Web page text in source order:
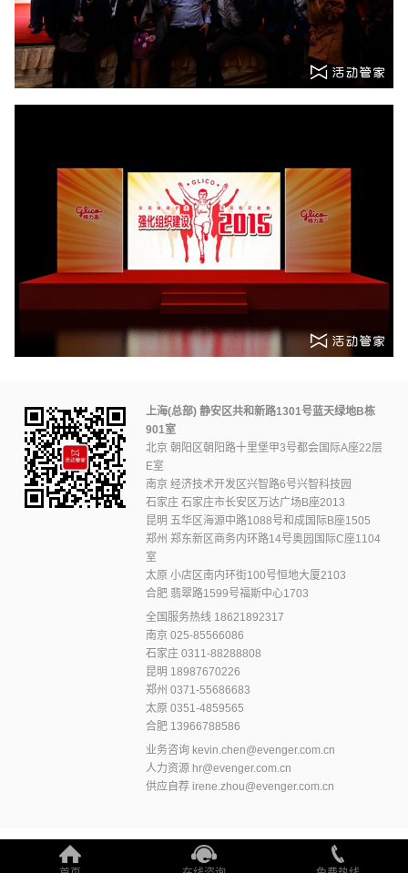
上海(总部) 静安区共和新路1301号蓝天绿地B栋
901室
北京 朝阳区朝阳路十里堡甲3号都会国际A座22层
E室
南京 经济技术开发区兴智路6号兴智科技园
石家庄 石家庄市长安区万达广场B座2013
昆明 五华区海源中路1088号和成国际B座1505
郑州 郑东新区商务内环路14号奥园国际C座1104
室
太原 小店区南内环街100号恒地大厦2103
合肥 翡翠路1599号福斯中心1703
全国服务热线 18621892317
南京 025-85566086
石家庄 0311-88288808
昆明 18987670226
郑州 0371-55686683
太原 0351-4859565
合肥 13966788586
业务咨询kevin.chen@evenger.com.cn
人力资源hr@evenger.com.cn
供应自荐irene.zhou@evenger.com.cn